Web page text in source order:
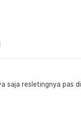
saja resletingnya pas